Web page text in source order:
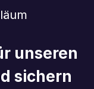
unseren
sichern